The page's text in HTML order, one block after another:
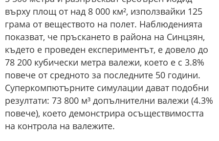
върху площ от над 8 000 км², използвайки 125
грама от веществото на полет. Наблюденията
показват, че пръскането в района на Синцзян,
където е проведен експериментът, е довело до
78 200 кубически метра валежи, което е с 3.8%
повече от средното за последните 50 години.
Суперкомпютърните симулации дават подобни
резултати: 73 800 м³ допълнителни валежи (4.3%
повече), което демонстрира осъществимостта
на контрола на валежите.